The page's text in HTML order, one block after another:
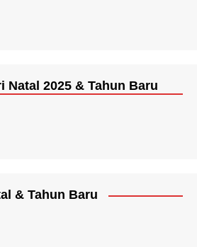
Natal 2025 & Tahun Baru
& Tahun Baru